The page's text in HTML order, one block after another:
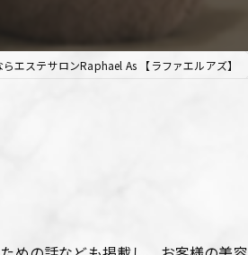
エステサロンRaphael As 【ラファエルアズ】